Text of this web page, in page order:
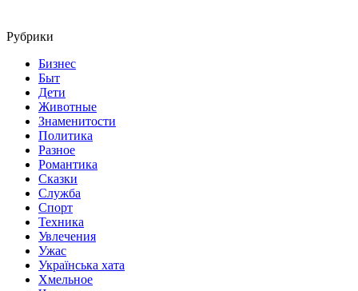
Рубрики
Бизнес
Быт
Дети
Животные
Знаменитости
Политика
Разное
Романтика
Сказки
Служба
Спорт
Техника
Увлечения
Ужас
Українська хата
Хмельное